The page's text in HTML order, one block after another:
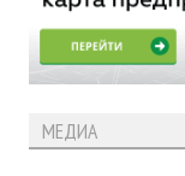
МЕДИА